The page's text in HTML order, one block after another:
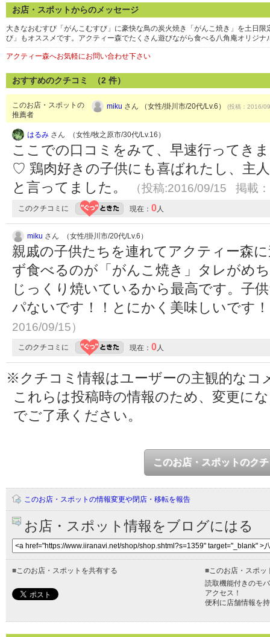
お店・スポットからのメッセージ
大きなおむすび「がんこむすび」に豪快な鳥の炭火焼き「がんこ焼き」を土日
び」もオススメです。アクティー森でたくさん遊びながら食べる八角庵オリジ
アクティー森へお気軽にお問い合わせ下さい
おすすめのクチコミ （2 件）
このお店・スポットの
推薦者
miku さん （女性/掛川市/20代/Lv.6） (投稿：2016/
はるみ さん （女性/牧之原市/30代/Lv.16）
ここでの口コミをみて、早速行ってき
♡ 鶏肉好きの子供にも喜ばれたし、主
と言ってました。
（投稿:2016/09/15 掲載
このクチコミに 現在： 0人
miku さん （女性/掛川市/20代/Lv.6）
親戚の子供たちを連れてアクティー森
ず食べるのが「がんこ焼き」タレがめ
じっくり焼いているから最高です。子
パないです！！とにかく美味しいです
2016/09/15）
このクチコミに 現在： 0人
※クチコミ情報はユーザーの主観的なコ
これらは投稿時の情報のため、変更に
でご了承ください。
このお店・スポットのク
このお店・スポットの情報変更や閉店・移転を報告
お店・スポット情報をブログにはる
■このお店・スポットを共有する ■このお店・スポッ
読取機能付きのモ
アクセス！
便利に店舗情報を